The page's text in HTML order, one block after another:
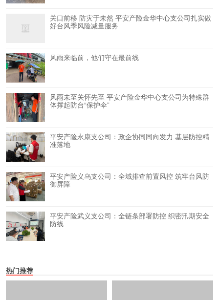
关口前移 防灾于未然 平安产险金华中心支公司扎实做
好台风季风险减量服务
风雨来临前，他们守在最前线
风雨未至关怀先至 平安产险金华中心支公司为特殊群
体撑起防台“保护伞”
平安产险永康支公司：政企协同同向发力 基层防控精
准落地
平安产险义乌支公司：全域排查前置风控 筑牢台风防
御屏障
平安产险武义支公司：全链条部署防控 织密汛期安全
防线
热门推荐